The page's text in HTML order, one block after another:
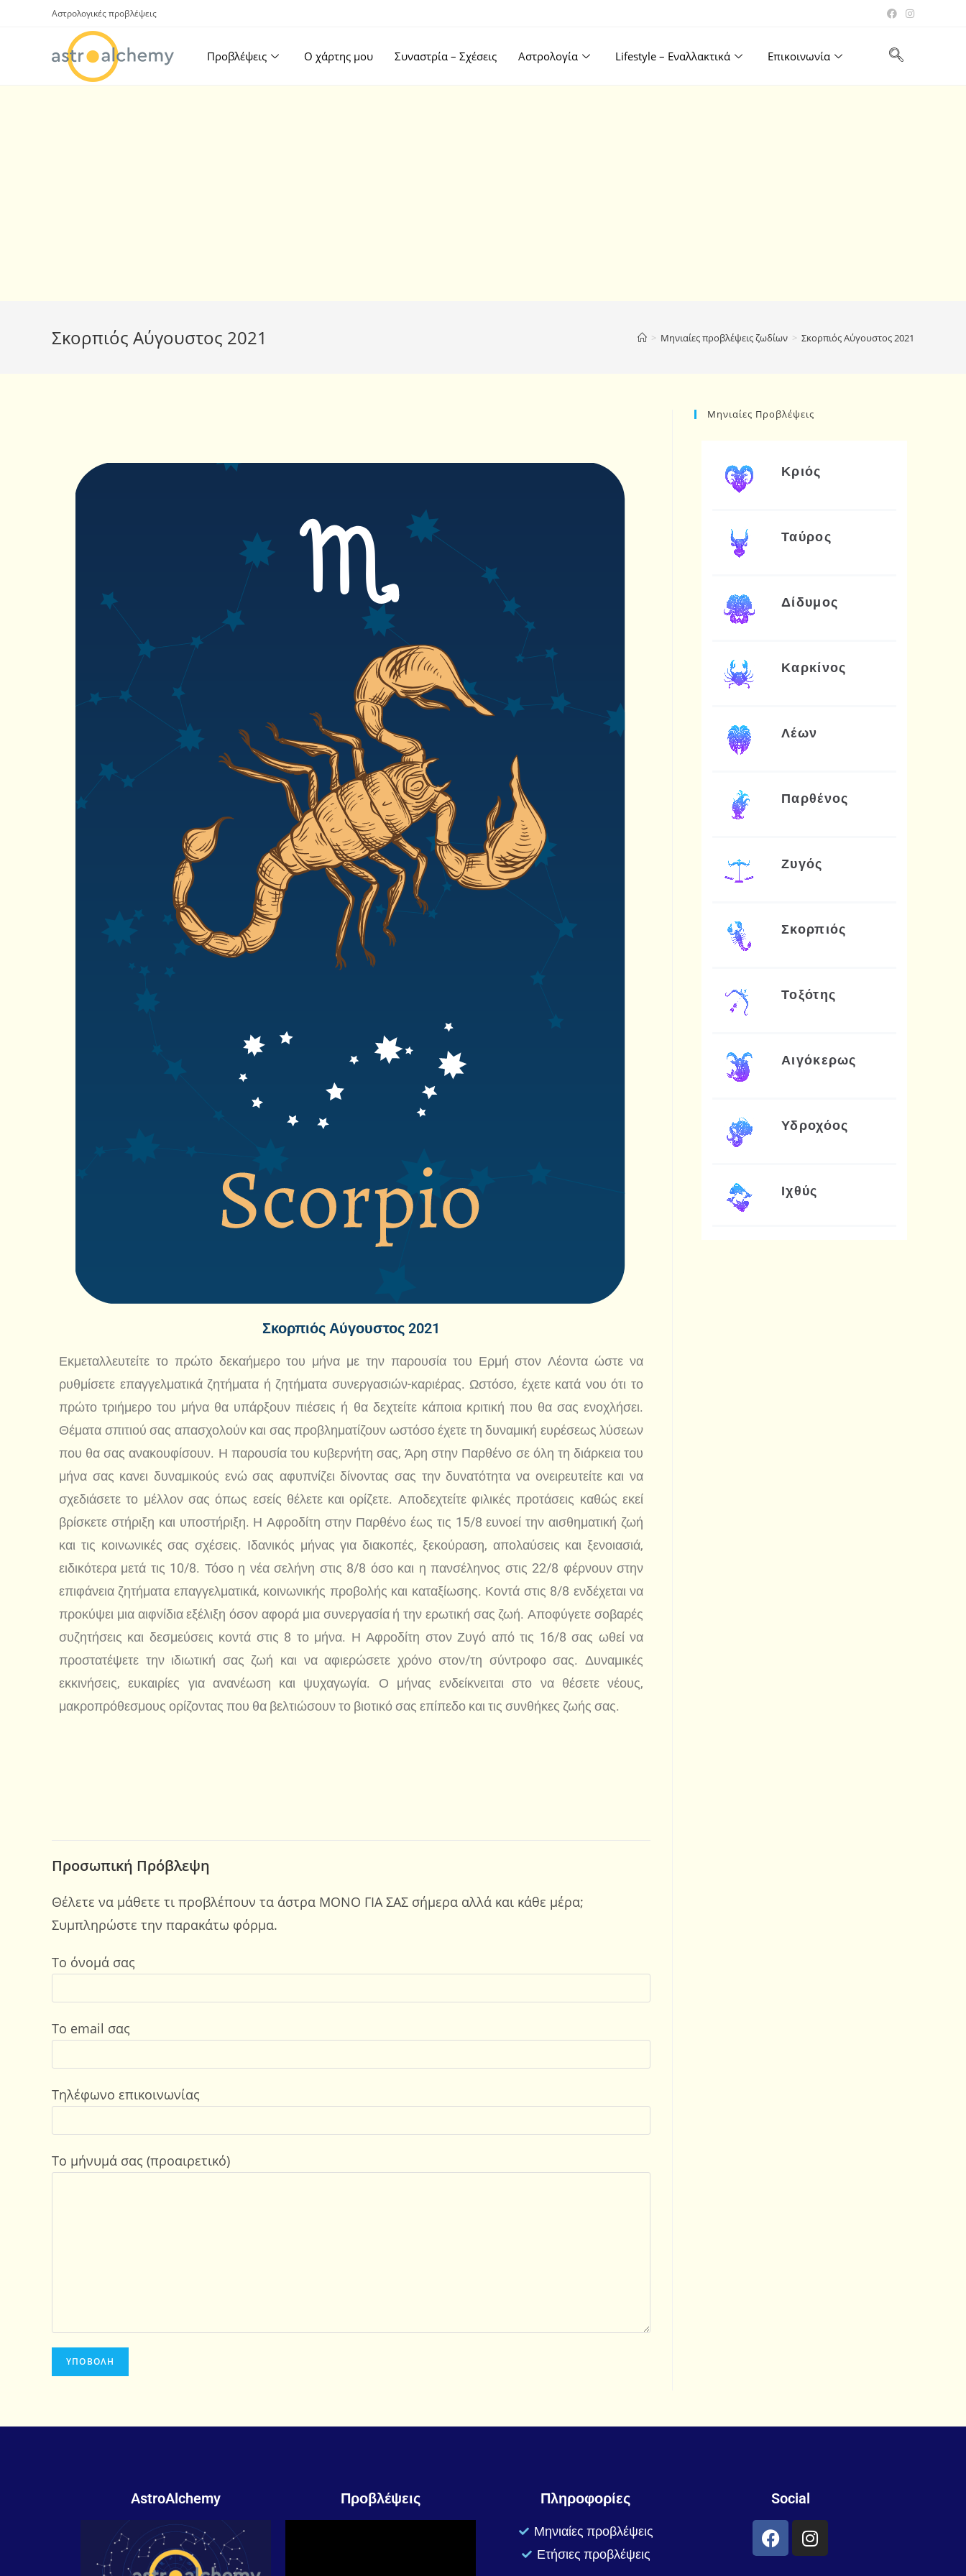
Αστρολογικές προβλέψεις
Προβλέψεις Ο χάρτης μου Συναστρία – Σχέσεις Αστρολογία Lifestyle – Εναλλακτικά Επικοινωνία
Σκορπιός Αύγουστος 2021 > Μηνιαίες προβλέψεις ζωδίων > Σκορπιός Αύγουστος 2021
Σκορπιός Αύγουστος 2021
Εκμεταλλευτείτε το πρώτο δεκαήμερο του μήνα με την παρουσία του Ερμή στον Λέοντα ώστε να
ρυθμίσετε επαγγελματικά ζητήματα ή ζητήματα συνεργασιών-καριέρας. Ωστόσο, έχετε κατά νου ότι το
πρώτο τριήμερο του μήνα θα υπάρξουν πιέσεις ή θα δεχτείτε κάποια κριτική που θα σας ενοχλήσει.
Θέματα σπιτιού σας απασχολούν και σας προβληματίζουν ωστόσο έχετε τη δυναμική ευρέσεως λύσεων
που θα σας ανακουφίσουν. Η παρουσία του κυβερνήτη σας, Άρη στην Παρθένο σε όλη τη διάρκεια του
μήνα σας κανει δυναμικούς ενώ σας αφυπνίζει δίνοντας σας την δυνατότητα να ονειρευτείτε και να
σχεδιάσετε το μέλλον σας όπως εσείς θέλετε και ορίζετε. Αποδεχτείτε φιλικές προτάσεις καθώς εκεί
βρίσκετε στήριξη και υποστήριξη. Η Αφροδίτη στην Παρθένο έως τις 15/8 ευνοεί την αισθηματική ζωή
και τις κοινωνικές σας σχέσεις. Ιδανικός μήνας για διακοπές, ξεκούραση, απολαύσεις και ξενοιασιά,
ειδικότερα μετά τις 10/8. Τόσο η νέα σελήνη στις 8/8 όσο και η πανσέληνος στις 22/8 φέρνουν στην
επιφάνεια ζητήματα επαγγελματικά, κοινωνικής προβολής και καταξίωσης. Κοντά στις 8/8 ενδέχεται να
προκύψει μια αιφνίδια εξέλιξη όσον αφορά μια συνεργασία ή την ερωτική σας ζωή. Αποφύγετε σοβαρές
συζητήσεις και δεσμεύσεις κοντά στις 8 το μήνα. Η Αφροδίτη στον Ζυγό από τις 16/8 σας ωθεί να
προστατέψετε την ιδιωτική σας ζωή και να αφιερώσετε χρόνο στον/τη σύντροφο σας. Δυναμικές
εκκινήσεις, ευκαιρίες για ανανέωση και ψυχαγωγία. Ο μήνας ενδείκνειται στο να θέσετε νέους,
μακροπρόθεσμους ορίζοντας που θα βελτιώσουν το βιοτικό σας επίπεδο και τις συνθήκες ζωής σας.
Προσωπική Πρόβλεψη
Θέλετε να μάθετε τι προβλέπουν τα άστρα ΜΟΝΟ ΓΙΑ ΣΑΣ σήμερα αλλά και κάθε μέρα;
Συμπληρώστε την παρακάτω φόρμα.
Το όνομά σας
Το email σας
Τηλέφωνο επικοινωνίας
Το μήνυμά σας (προαιρετικό)
Μηνιαίες Προβλέψεις
Κριός
Ταύρος
Δίδυμος
Καρκίνος
Λέων
Παρθένος
Ζυγός
Σκορπιός
Τοξότης
Αιγόκερως
Υδροχόος
Ιχθύς
AstroAlchemy Προβλέψεις Πληροφορίες
Μηνιαίες προβλέψεις
Ετήσιες προβλέψεις
Social